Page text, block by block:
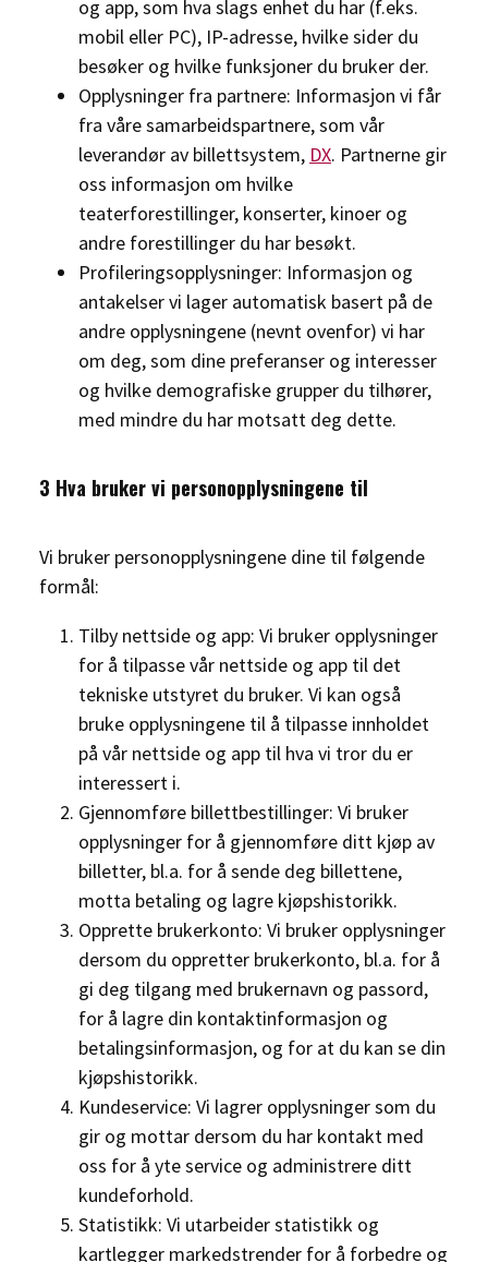
og app, som hva slags enhet du har (f.eks.
mobil eller PC), IP-adresse, hvilke sider du
besøker og hvilke funksjoner du bruker der.
Opplysninger fra partnere: Informasjon vi får
fra våre samarbeidspartnere, som vår
leverandør av billettsystem, DX. Partnerne gir
oss informasjon om hvilke
teaterforestillinger, konserter, kinoer og
andre forestillinger du har besøkt.
Profileringsopplysninger: Informasjon og
antakelser vi lager automatisk basert på de
andre opplysningene (nevnt ovenfor) vi har
om deg, som dine preferanser og interesser
og hvilke demografiske grupper du tilhører,
med mindre du har motsatt deg dette.
3 Hva bruker vi personopplysningene til
Vi bruker personopplysningene dine til følgende
formål:
Tilby nettside og app: Vi bruker opplysninger
for å tilpasse vår nettside og app til det
tekniske utstyret du bruker. Vi kan også
bruke opplysningene til å tilpasse innholdet
på vår nettside og app til hva vi tror du er
interessert i.
Gjennomføre billettbestillinger: Vi bruker
opplysninger for å gjennomføre ditt kjøp av
billetter, bl.a. for å sende deg billettene,
motta betaling og lagre kjøpshistorikk.
Opprette brukerkonto: Vi bruker opplysninger
dersom du oppretter brukerkonto, bl.a. for å
gi deg tilgang med brukernavn og passord,
for å lagre din kontaktinformasjon og
betalingsinformasjon, og for at du kan se din
kjøpshistorikk.
Kundeservice: Vi lagrer opplysninger som du
gir og mottar dersom du har kontakt med
oss for å yte service og administrere ditt
kundeforhold.
Statistikk: Vi utarbeider statistikk og
kartlegger markedstrender for å forbedre og